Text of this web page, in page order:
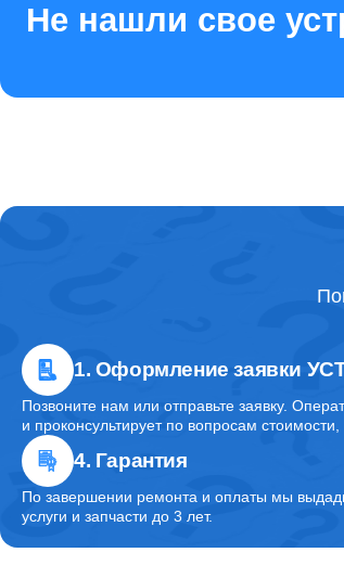
Не нашли свое
1. Оформление заявки
Позвоните нам или отправьте заявку.
и проконсультирует по вопросам стоимости,
4. Гарантия
По завершении ремонта и оплаты мы
услуги и запчасти до 3 лет.